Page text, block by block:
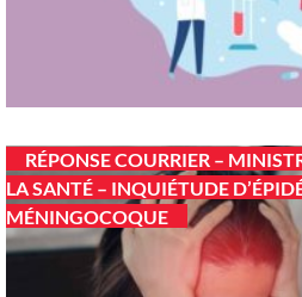
RÉPONSE COURRIER –
LA SANTÉ – INQUIÉTUDE
MÉNINGOCOQUE